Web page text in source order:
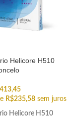
Helicore H510
R$235,58 sem juros
Helicore H510